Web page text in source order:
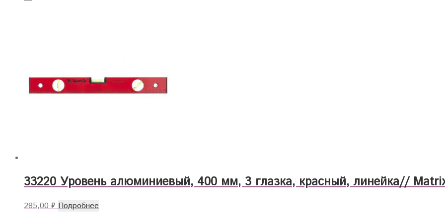
33220 Уровень алюминиевый, 400 мм, 3 глазка, красный, линейка//
285,00₽ Подробнее